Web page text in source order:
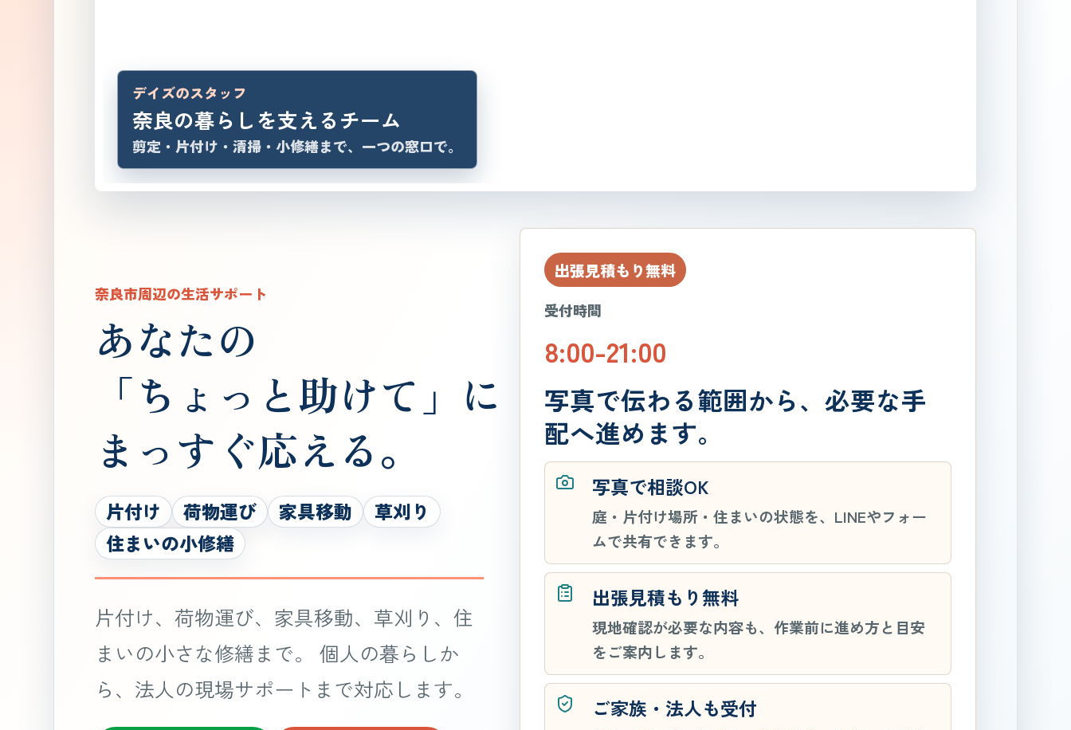
デイズのスタッフ
奈良の暮らしを支えるチーム
剪定・片付け・清掃・小修繕まで、一つの窓口で。
奈良市周辺の生活サポート
あなたの
「ちょっと助けて」に
まっすぐ応える。
片付け 荷物運び 家具移動
草刈り
住まいの小修繕
片付け、荷物運び、家具移動、草刈り、住
まいの小さな修繕まで。 個人の暮らしか
ら、法人の現場サポートまで対応します。
出張見積もり無料
受付時間
8:00-21:00
写真で伝わる範囲から、必要な手
配へ進めます。
写真で相談OK
庭・片付け場所・住まいの状態を、LINEやフォー
ムで共有できます。
出張見積もり無料
現地確認が必要な内容も、作業前に進め方と目安
をご案内します。
ご家族・法人も受付